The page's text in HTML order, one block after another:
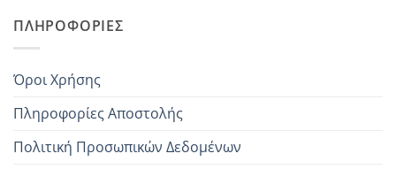
ΠΛΗΡΟΦΟΡΊΕΣ
Όροι Χρήσης
Πληροφορίες Αποστολής
Πολιτική Προσωπικών Δεδομένων